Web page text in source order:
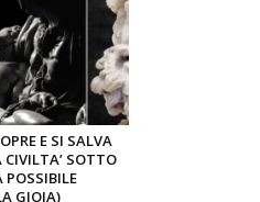
E SI SALVA
CIVILTA’ SOTTO
GIOIA)